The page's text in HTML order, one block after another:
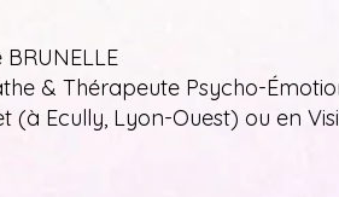
& Thérapeute Psycho-
(à Ecully, Lyon-Ouest) ou en